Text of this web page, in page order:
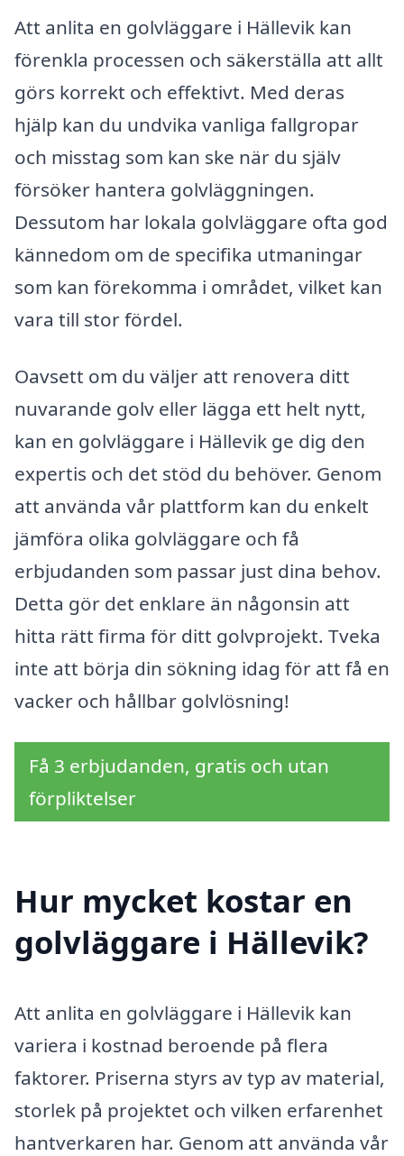
Att anlita en golvläggare i Hällevik kan
förenkla processen och säkerställa att allt
görs korrekt och effektivt. Med deras
hjälp kan du undvika vanliga fallgropar
och misstag som kan ske när du själv
försöker hantera golvläggningen.
Dessutom har lokala golvläggare ofta god
kännedom om de specifika utmaningar
som kan förekomma i området, vilket kan
vara till stor fördel.
Oavsett om du väljer att renovera ditt
nuvarande golv eller lägga ett helt nytt,
kan en golvläggare i Hällevik ge dig den
expertis och det stöd du behöver. Genom
att använda vår plattform kan du enkelt
jämföra olika golvläggare och få
erbjudanden som passar just dina behov.
Detta gör det enklare än någonsin att
hitta rätt firma för ditt golvprojekt. Tveka
inte att börja din sökning idag för att få en
vacker och hållbar golvlösning!
Få 3 erbjudanden, gratis och utan
förpliktelser
Hur mycket kostar en
golvläggare i Hällevik?
Att anlita en golvläggare i Hällevik kan
variera i kostnad beroende på flera
faktorer. Priserna styrs av typ av material,
storlek på projektet och vilken erfarenhet
hantverkaren har. Genom att använda vår